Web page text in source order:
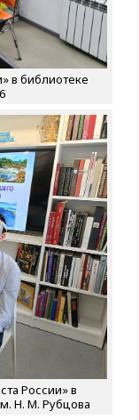
в библиотеке
России» в
Н. М. Рубцова